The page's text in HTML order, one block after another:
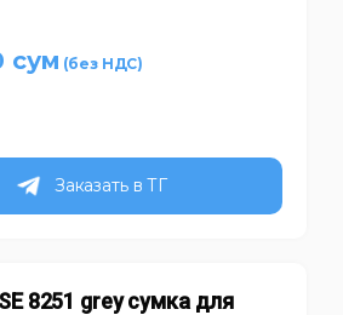
сум
Заказать в ТГ
8251 grey сумка для